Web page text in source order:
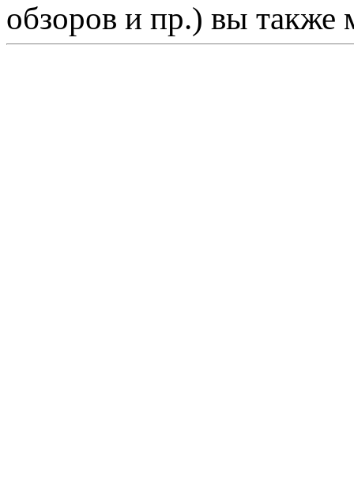
обзоров и пр.) вы также